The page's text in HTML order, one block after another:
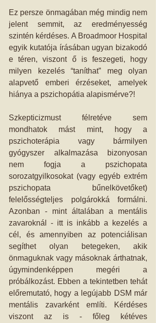
Ez persze önmagában még mindig nem
jelent semmit, az eredményesség
szintén kérdéses. A Broadmoor Hospital
egyik kutatója írásában ugyan bizakodó
e téren, viszont ő is feszegeti, hogy
milyen kezelés “taníthat” meg olyan
alapvető emberi érzéseket, amelyek
hiánya a pszichopátia alapismérve?!
Szkepticizmust félretéve sem
mondhatok mást mint, hogy a
pszichoterápia vagy bármilyen
gyógyszer alkalmazása bizonyosan
nem fogja a pszichopata
sorozatgyilkosokat (vagy egyéb extrém
pszichopata bűnelkövetőket)
felelősségteljes polgárokká formálni.
Azonban - mint általában a mentális
zavaroknál - itt is inkább a kezelés a
cél, és amennyiben az potenciálisan
segíthet olyan betegeken, akik
önmaguknak vagy másoknak árthatnak,
úgymindenképpen megéri a
próbálkozást. Ebben a tekintetben tehát
előremutató, hogy a legújabb DSM már
mentális zavarként említi. Kérdéses
viszont az is - főleg kétéves